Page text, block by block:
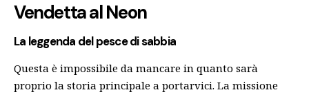
Vendetta al Neon
La leggenda del pesce di sabbia
Questa è impossibile da mancare in quanto sarà
proprio la storia principale a portarvici. La missione